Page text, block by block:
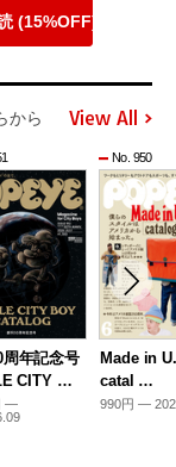
(15%OFF)
から View All
周年記念号
CITY …
—
No. 950
Made in
catal …
990円 —